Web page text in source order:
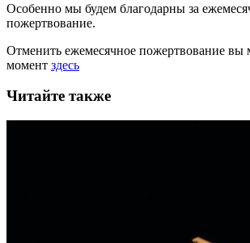
Особенно мы будем благодарны за
пожертвование.
Отменить ежемесячное пожертвование вы
момент здесь
Читайте также